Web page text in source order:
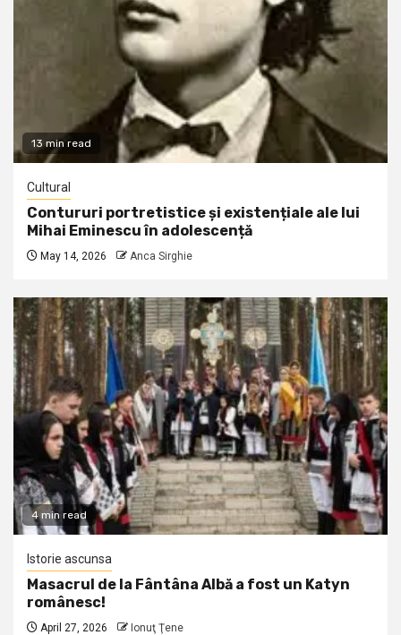
13 min read
Cultural
Contururi portretistice și existențiale ale lui
Mihai Eminescu în adolescență
May 14, 2026 Anca Sirghie
4 min read
Istorie ascunsa
Masacrul de la Fântâna Albă a fost un Katyn
românesc!
April 27, 2026 Ionuţ Ţene